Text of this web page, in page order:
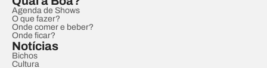
Agenda de Shows
O que fazer?
Onde comer e beber?
Onde ficar?
Notícias
Bichos
Cultura